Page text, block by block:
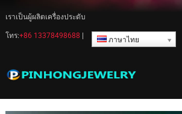
เราเป็นผู้ผลิตเครื่องประดับ
โทร:+86 13378498688 ภาษาไทย
ต่างหูไข่มุก